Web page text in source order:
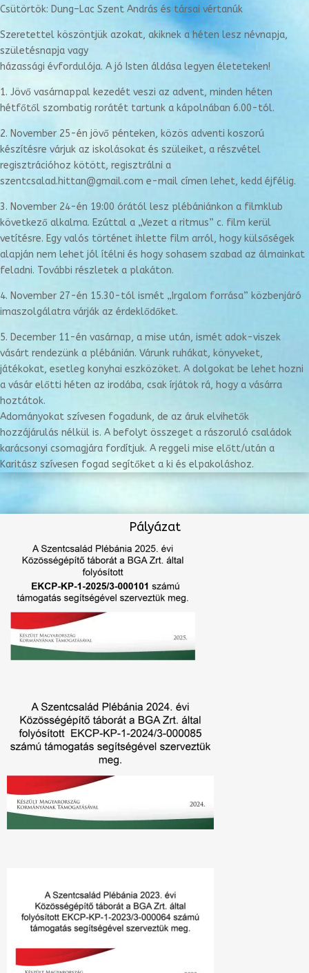
Csütörtök: Dung–Lac Szent András és társai vértanúk
Szeretettel köszöntjük azokat, akiknek a héten lesz névnapja,
születésnapja vagy
házassági évfordulója. A jó Isten áldása legyen életeteken!
1. Jövő vasárnappal kezedét veszi az advent, minden héten
hétfőtől szombatig rorátét tartunk a kápolnában 6.00-tól.
2. November 25-én jövő pénteken, közös adventi koszorú
készítésre várjuk az iskolásokat és szüleiket, a részvétel
regisztrációhoz kötött, regisztrálni a
szentcsalad.hittan@gmail.com e-mail címen lehet, kedd éjfélig.
3. November 24-én 19:00 órától lesz plébániánkon a filmklub
következő alkalma. Ezúttal a „Vezet a ritmus” c. film kerül
vetítésre. Egy valós történet ihlette film arról, hogy külsőségek
alapján nem lehet jól ítélni és hogy sohasem szabad az álmainkat
feladni. További részletek a plakáton.
4. November 27-én 15.30-tól ismét „Irgalom forrása” közbenjáró
imaszolgálatra várják az érdeklődőket.
5. December 11-én vasárnap, a mise után, ismét adok-viszek
vásárt rendezünk a plébánián. Várunk ruhákat, könyveket,
játékokat, esetleg konyhai eszközöket. A dolgokat be lehet hozni
a vásár előtti héten az irodába, csak írjátok rá, hogy a vásárra
hoztátok.
Adományokat szívesen fogadunk, de az áruk elvihetők
hozzájárulás nélkül is. A befolyt összeget a rászoruló családok
karácsonyi csomagjára fordítjuk. A reggeli mise előtt/után a
Karitász szívesen fogad segítőket a ki és elpakoláshoz.
Pályázat